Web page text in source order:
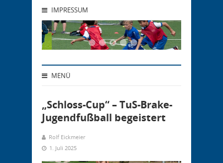
IMPRESSUM
MENÜ
„Schloss-Cup“ – TuS-Brake-
Jugendfußball begeistert
Rolf Eickmeier
1. Juli 2025